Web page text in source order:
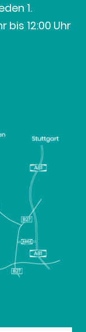
1.
bis 12:00 Uhr